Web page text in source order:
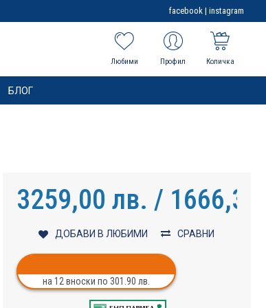
facebook | instagram
Любими Профил Количка
БЛОГ
3259,00 лв. / 1666,30
ДОБАВИ В ЛЮБИМИ СРАВНИ
на 12 вноски по 301.90 лв.